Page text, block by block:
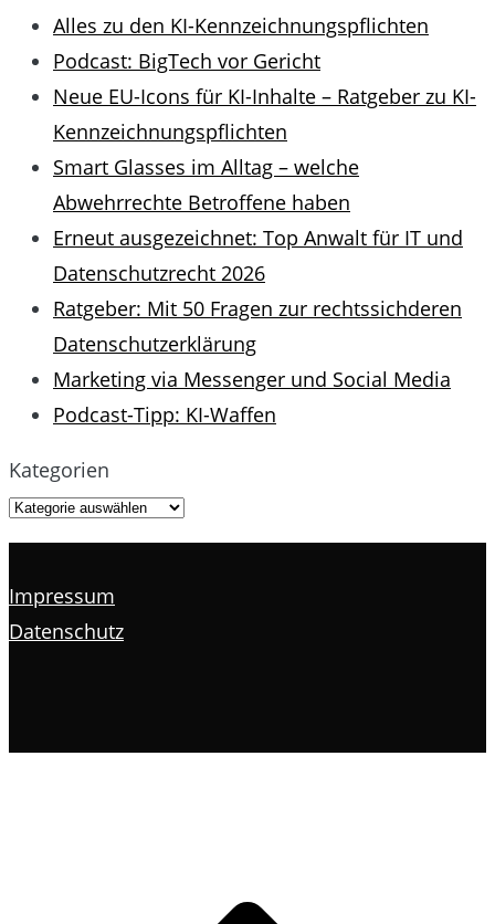
Alles zu den KI-Kennzeichnungspflichten
Podcast: BigTech vor Gericht
Neue EU-Icons für KI-Inhalte – Ratgeber zu KI-
Kennzeichnungspflichten
Smart Glasses im Alltag – welche
Abwehrrechte Betroffene haben
Erneut ausgezeichnet: Top Anwalt für IT und
Datenschutzrecht 2026
Ratgeber: Mit 50 Fragen zur rechtssichderen
Datenschutzerklärung
Marketing via Messenger und Social Media
Podcast-Tipp: KI-Waffen
Kategorien
Impressum
Datenschutz